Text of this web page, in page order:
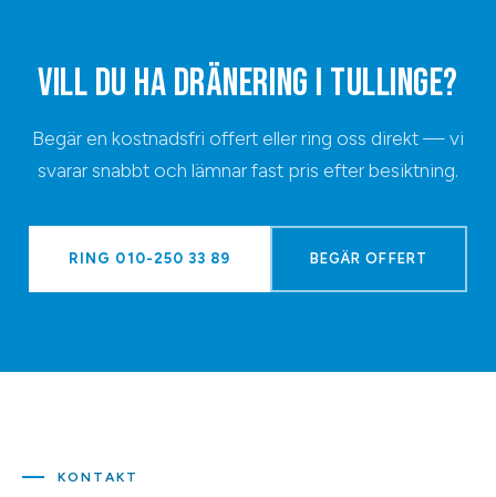
VILL DU HADRÄNERING I TULLINGE?
Begär en kostnadsfri offert eller ring oss direkt — vi
svarar snabbt och lämnar fast pris efter besiktning.
RING 010-250 33 89 BEGÄR OFFERT
KONTAKT